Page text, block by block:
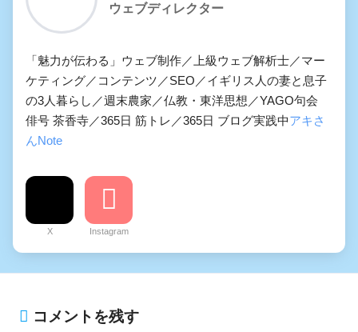
ウェブディレクター
「魅力が伝わる」ウェブ制作／上級ウェブ解析士／マー
ケティング／コンテンツ／SEO／イギリス人の妻と息子
の3人暮らし／週末農家／仏教・東洋思想／YAGO句会
俳号 茶香寺／365日 筋トレ／365日 ブログ実践中アキさ
んNote
X Instagram
コメントを残す